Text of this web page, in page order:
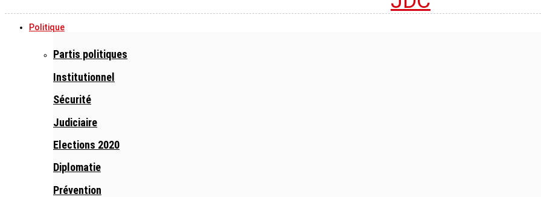
Politique
Partis politiques
Institutionnel
Sécurité
Judiciaire
Elections 2020
Diplomatie
Prévention